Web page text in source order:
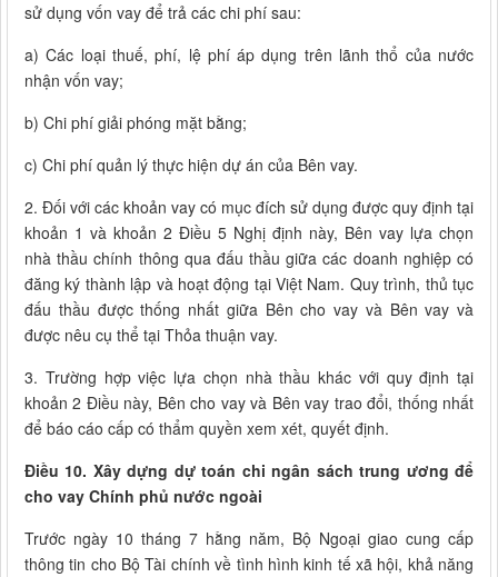
sử dụng vốn vay để trả các chi phí sau:
a) Các loại thuế, phí, lệ phí áp dụng trên lãnh thổ của nước
nhận vốn vay;
b) Chi phí giải phóng mặt bằng;
c) Chi phí quản lý thực hiện dự án của Bên vay.
2. Đối với các khoản vay có mục đích sử dụng được quy định tại
khoản 1 và khoản 2 Điều 5 Nghị định này, Bên vay lựa chọn
nhà thầu chính thông qua đấu thầu giữa các doanh nghiệp có
đăng ký thành lập và hoạt động tại Việt Nam. Quy trình, thủ tục
đấu thầu được thống nhất giữa Bên cho vay và Bên vay và
được nêu cụ thể tại Thỏa thuận vay.
3. Trường hợp việc lựa chọn nhà thầu khác với quy định tại
khoản 2 Điều này, Bên cho vay và Bên vay trao đổi, thống nhất
để báo cáo cấp có thẩm quyền xem xét, quyết định.
Điều 10. Xây dựng dự toán chi ngân sách trung ương để
cho vay Chính phủ nước ngoài
Trước ngày 10 tháng 7 hằng năm, Bộ Ngoại giao cung cấp
thông tin cho Bộ Tài chính về tình hình kinh tế xã hội, khả năng